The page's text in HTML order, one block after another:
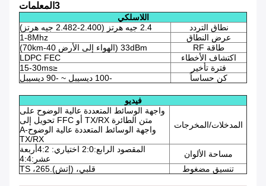
3المعلمات
اللاسلكي
نطاق التردد
2.4 جيه هرتز (2.400-2.482 جيه هرتز)
عرض النطاق
1-8Mhz
طاقة RF
33dBm (الهواء إلى الأرض 40-70km)
اكتشاف الأخطاء
LDPC FEC
فترة تأخير
≤15-30ms
كن حساساً
-100 ديسيبل ~ -90 ديسيبل
فيديو
المدخلات/المخرجات
واجهة الوسائط المتعددة عالية الوضوح على
متن الطائرة TX/RX أو FFC تحويل إلى
واجهة الوسائط المتعددة عالية الوضوح-A
TX/RX
مساحة الألوان
المقصود الرابع:2:0 اختياري: 4:2أربعة
عشر:4:4
تنسيق مضغوط
قلبي، (إتش).265، TS